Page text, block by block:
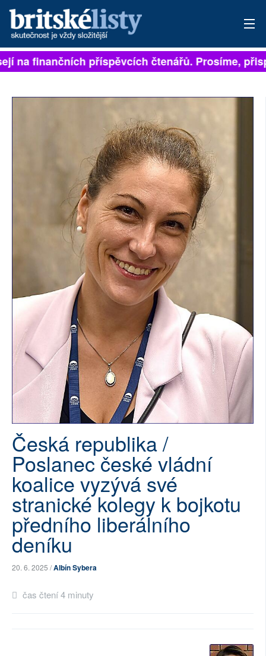
PŘIHLÁSIT
NEJČTENĚJŠÍ ZA 7 DNÍ
PŘÍSPĚVKY NA PROVOZ
SOCIÁLNÍ SÍTĚ
PLNÁ VERZE STRÁNEK
na finančních příspěvcích čtenářů. Prosíme,
Česká republika /
Poslanec české vládní
koalice vyzývá své
stranické kolegy k bojkotu
předního liberálního
deníku
20. 6. 2025 /Albín Sybera
čas čtení 4 minuty